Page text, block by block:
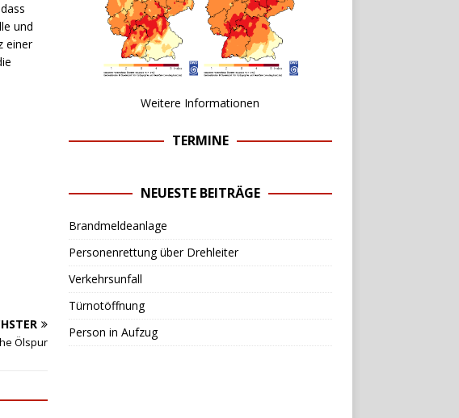
und
einer
Ölspur
Weitere Informationen
TERMINE
NEUESTE BEITRÄGE
Brandmeldeanlage
Personenrettung über Drehleiter
Verkehrsunfall
Türnotöffnung
Person in Aufzug